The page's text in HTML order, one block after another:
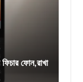
ফোন,রাখা